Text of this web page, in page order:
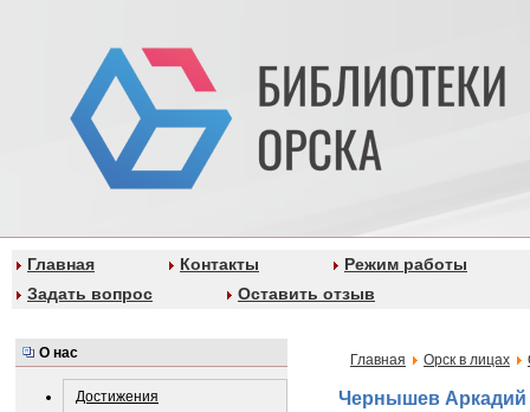
Главная Контакты
Режим работы
Задать вопрос
Оставить отзыв
О нас
Достижения
Главная Орск в лицах
Чернышев Аркадий